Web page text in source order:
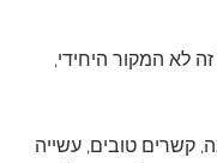
לא המקור היחידי,
קשרים טובים, עשייה